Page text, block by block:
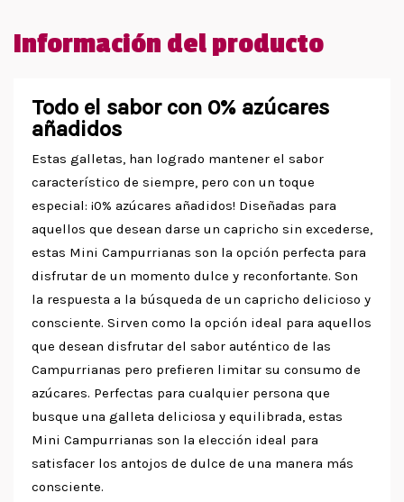
Información del producto
Todo el sabor con 0% azúcares
añadidos
Estas galletas, han logrado mantener el sabor
característico de siempre, pero con un toque
especial: ¡0% azúcares añadidos! Diseñadas para
aquellos que desean darse un capricho sin excederse,
estas Mini Campurrianas son la opción perfecta para
disfrutar de un momento dulce y reconfortante. Son
la respuesta a la búsqueda de un capricho delicioso y
consciente. Sirven como la opción ideal para aquellos
que desean disfrutar del sabor auténtico de las
Campurrianas pero prefieren limitar su consumo de
azúcares. Perfectas para cualquier persona que
busque una galleta deliciosa y equilibrada, estas
Mini Campurrianas son la elección ideal para
satisfacer los antojos de dulce de una manera más
consciente.